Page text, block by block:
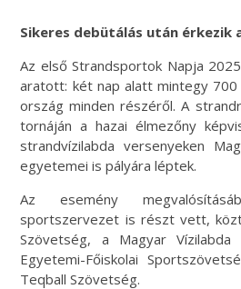
Sikeres debütálás után érkezik
Az első Strandsportok Napja
aratott: két nap alatt mintegy
ország minden részéről. A
tornáján a hazai élmezőny
strandvízilabda versenyeken
egyetemei is pályára léptek.
Az esemény
sportszervezet is részt vett,
Szövetség, a Magyar
Egyetemi-Főiskolai
Teqball Szövetség.